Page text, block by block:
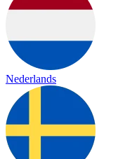
Nederlands